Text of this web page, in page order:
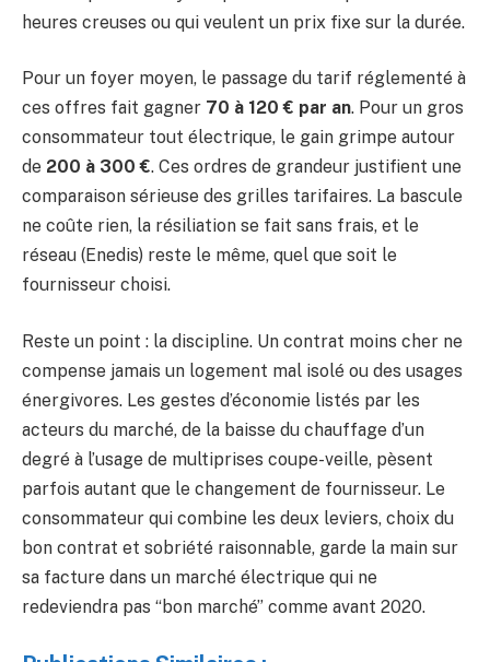
heures creuses ou qui veulent un prix fixe sur la durée.
Pour un foyer moyen, le passage du tarif réglementé à
ces offres fait gagner 70 à 120 € par an. Pour un gros
consommateur tout électrique, le gain grimpe autour
de 200 à 300 €. Ces ordres de grandeur justifient une
comparaison sérieuse des grilles tarifaires. La bascule
ne coûte rien, la résiliation se fait sans frais, et le
réseau (Enedis) reste le même, quel que soit le
fournisseur choisi.
Reste un point : la discipline. Un contrat moins cher ne
compense jamais un logement mal isolé ou des usages
énergivores. Les gestes d’économie listés par les
acteurs du marché, de la baisse du chauffage d’un
degré à l’usage de multiprises coupe-veille, pèsent
parfois autant que le changement de fournisseur. Le
consommateur qui combine les deux leviers, choix du
bon contrat et sobriété raisonnable, garde la main sur
sa facture dans un marché électrique qui ne
redeviendra pas “bon marché” comme avant 2020.